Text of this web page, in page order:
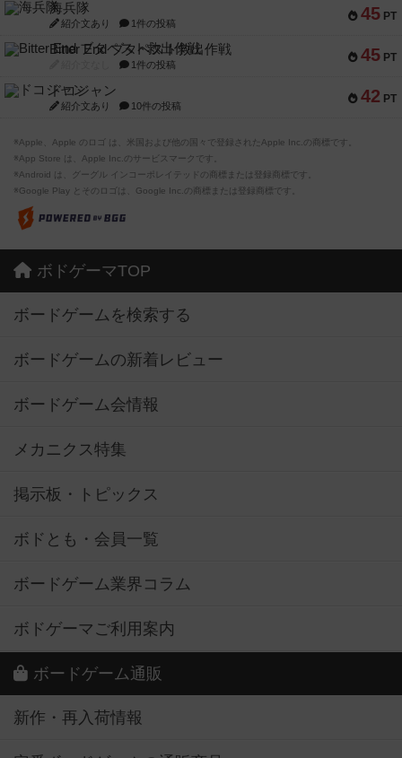
45 PT
海兵隊
紹介文あり 1件の投稿
45 PT
Bitter End ブタペスト救出作戦
1件の投稿
42 PT
ドコジャン
紹介文あり 10件の投稿
※Apple、Apple のロゴ は、米国および他の国々で登録されたApple Inc.の商標です。
※App Store は、Apple Inc.のサービスマークです。
※Android は、グーグル インコーポレイテッドの商標または登録商標です。
※Google Play とそのロゴは、Google Inc.の商標または登録商標です。
ボドゲーマTOP
ボードゲームを検索する
ボードゲームの新着レビュー
ボードゲーム会情報
メカニクス特集
掲示板・トピックス
ボドとも・会員一覧
ボードゲーム業界コラム
ボドゲーマご利用案内
ボードゲーム通販
新作・再入荷情報